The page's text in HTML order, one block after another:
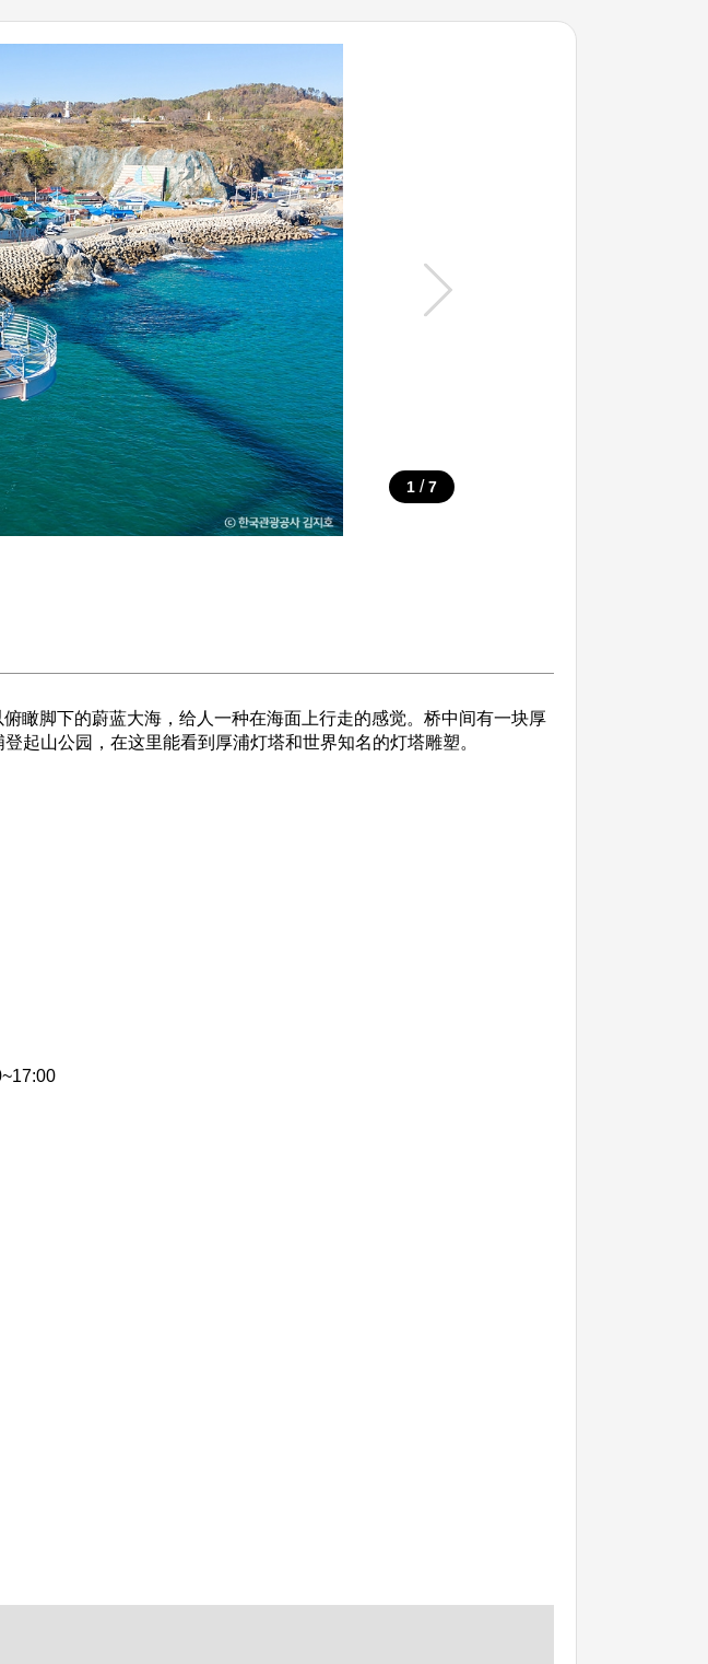
1 / 7
瞰脚下的蔚蓝大海，给人一种在海面上行走的感觉。桥中间有一块厚
起山公园，在这里能看到厚浦灯塔和世界知名的灯塔雕塑。